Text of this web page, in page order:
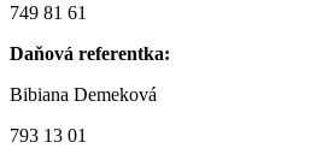
749 81 61
Daňová referentka:
Bibiana Demeková
793 13 01